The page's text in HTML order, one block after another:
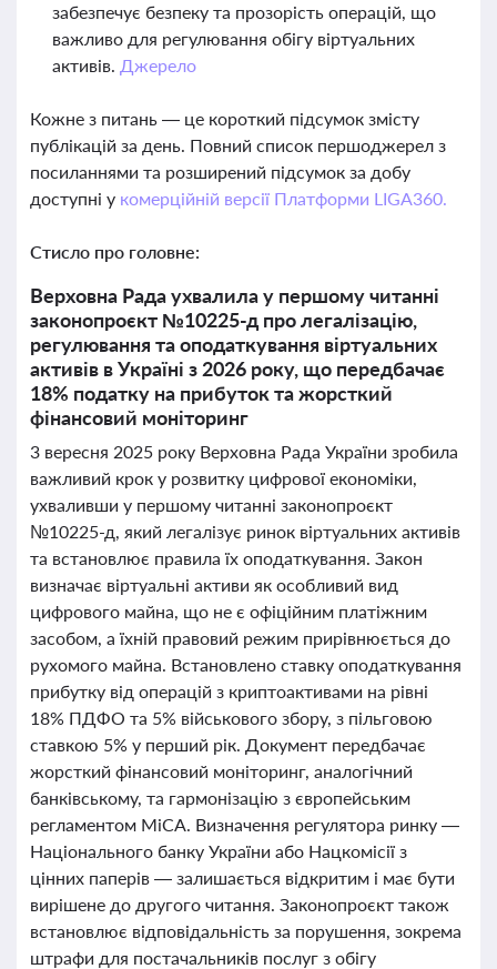
забезпечує безпеку та прозорість операцій, що
важливо для регулювання обігу віртуальних
активів. Джерело
Кожне з питань — це короткий підсумок змісту
публікацій за день. Повний список першоджерел з
посиланнями та розширений підсумок за добу
доступні у комерційній версії Платформи LIGA360.
Стисло про головне:
Верховна Рада ухвалила у першому читанні
законопроєкт №10225-д про легалізацію,
регулювання та оподаткування віртуальних
активів в Україні з 2026 року, що передбачає
18% податку на прибуток та жорсткий
фінансовий моніторинг
3 вересня 2025 року Верховна Рада України зробила
важливий крок у розвитку цифрової економіки,
ухваливши у першому читанні законопроєкт
№10225-д, який легалізує ринок віртуальних активів
та встановлює правила їх оподаткування. Закон
визначає віртуальні активи як особливий вид
цифрового майна, що не є офіційним платіжним
засобом, а їхній правовий режим прирівнюється до
рухомого майна. Встановлено ставку оподаткування
прибутку від операцій з криптоактивами на рівні
18% ПДФО та 5% військового збору, з пільговою
ставкою 5% у перший рік. Документ передбачає
жорсткий фінансовий моніторинг, аналогічний
банківському, та гармонізацію з європейським
регламентом MiCA. Визначення регулятора ринку —
Національного банку України або Нацкомісії з
цінних паперів — залишається відкритим і має бути
вирішене до другого читання. Законопроєкт також
встановлює відповідальність за порушення, зокрема
штрафи для постачальників послуг з обігу